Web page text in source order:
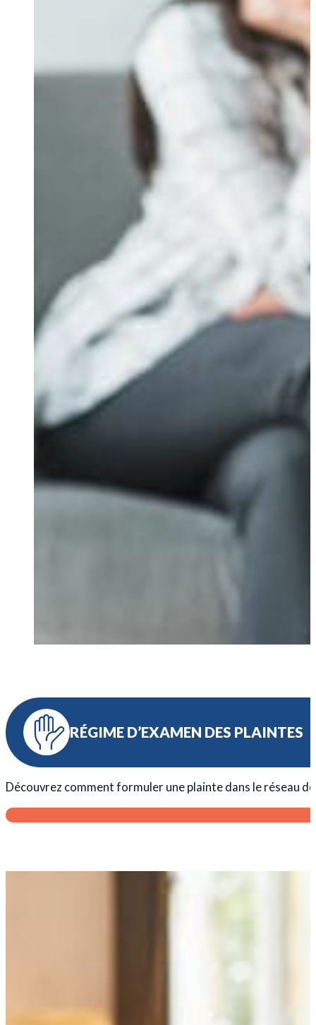
RÉGIME D’EXAMEN DES PLAINTES
Découvrez comment formuler une plainte dans le réseau